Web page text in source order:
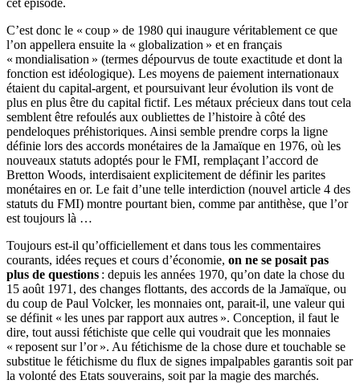
cet épisode.
C’est donc le « coup » de 1980 qui inaugure véritablement ce que
l’on appellera ensuite la « globalization » et en français
« mondialisation » (termes dépourvus de toute exactitude et dont la
fonction est idéologique). Les moyens de paiement internationaux
étaient du capital-argent, et poursuivant leur évolution ils vont de
plus en plus être du capital fictif. Les métaux précieux dans tout cela
semblent être refoulés aux oubliettes de l’histoire à côté des
pendeloques préhistoriques. Ainsi semble prendre corps la ligne
définie lors des accords monétaires de la Jamaïque en 1976, où les
nouveaux statuts adoptés pour le FMI, remplaçant l’accord de
Bretton Woods, interdisaient explicitement de définir les parites
monétaires en or. Le fait d’une telle interdiction (nouvel article 4 des
statuts du FMI) montre pourtant bien, comme par antithèse, que l’or
est toujours là …
Toujours est-il qu’officiellement et dans tous les commentaires
courants, idées reçues et cours d’économie, on ne se posait pas
plus de questions : depuis les années 1970, qu’on date la chose du
15 août 1971, des changes flottants, des accords de la Jamaïque, ou
du coup de Paul Volcker, les monnaies ont, parait-il, une valeur qui
se définit « les unes par rapport aux autres ». Conception, il faut le
dire, tout aussi fétichiste que celle qui voudrait que les monnaies
« reposent sur l’or ». Au fétichisme de la chose dure et touchable se
substitue le fétichisme du flux de signes impalpables garantis soit par
la volonté des Etats souverains, soit par la magie des marchés.